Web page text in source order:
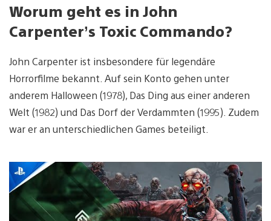
Worum geht es in John
Carpenter’s Toxic Commando?
John Carpenter ist insbesondere für legendäre
Horrorfilme bekannt. Auf sein Konto gehen unter
anderem Halloween (1978), Das Ding aus einer anderen
Welt (1982) und Das Dorf der Verdammten (1995). Zudem
war er an unterschiedlichen Games beteiligt.